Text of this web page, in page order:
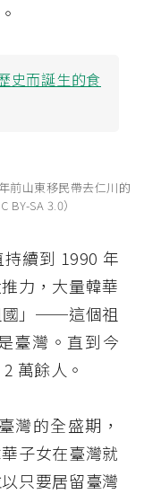
史而誕生的食
前山東移民帶去仁川的
BY-SA 3.0）
續到 1990 年
力，大量韓華
國」──這個祖
臺灣。直到今
萬餘人。
灣的全盛期，
子女在臺灣就
只要居留臺灣